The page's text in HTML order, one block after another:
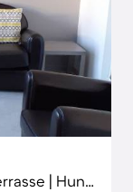
Ferienwohnung mit Garten und Terrasse | Hunde erlaubt